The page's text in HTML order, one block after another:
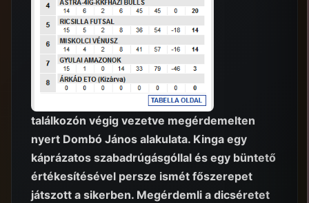
találkozón végig vezetve megérdemelten
nyert Dombó János alakulata. Kinga egy
káprázatos szabadrúgásgóllal és egy büntető
értékesítésével persze ismét főszerepet
játszott a sikerben. Megérdemli a dicséretet